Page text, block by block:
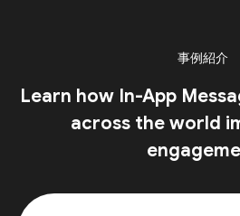
事例紹介
Learn how In-App
across the world